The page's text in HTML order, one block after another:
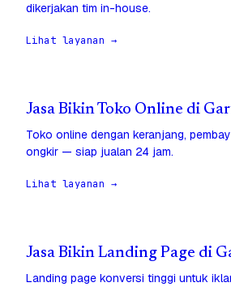
dikerjakan tim in-house.
Lihat layanan →
Jasa Bikin Toko Online di
Toko online dengan keranjang,
ongkir — siap jualan 24 jam.
Lihat layanan →
Jasa Bikin Landing Page di
Landing page konversi tinggi untuk